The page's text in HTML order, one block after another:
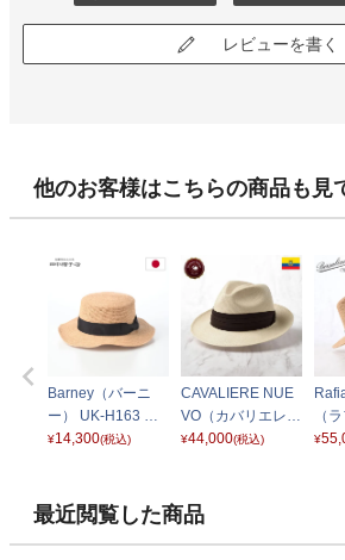
レビューを書く
他のお客様はこちらの商品も見
Barney（バーニ
ー） UK-H163 ナ
チュラル
¥14,300(税込)
CAVALIERE NUE
VO（カバリエレ
ヌエボ）ナチュラ
¥44,000(税込)
（
ェ
¥
最近閲覧した商品